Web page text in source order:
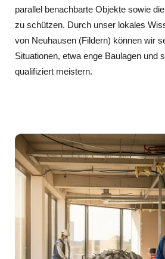
parallel benachbarte Objekte sowie
zu schützen. Durch unser lokales
von Neuhausen (Fildern) können wir
Situationen, etwa enge Baulagen und
qualifiziert meistern.